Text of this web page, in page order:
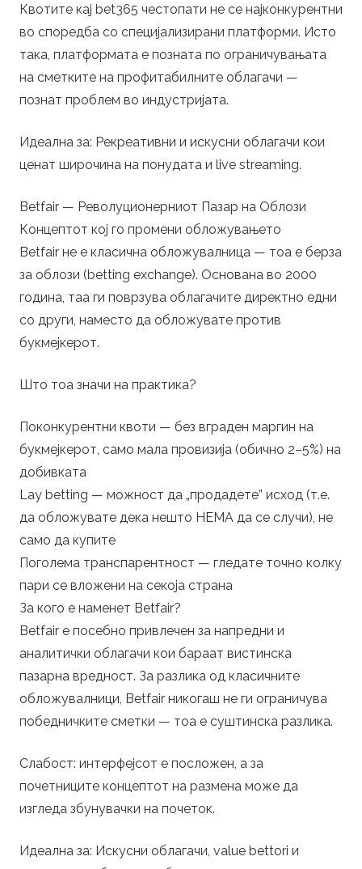
Квотите кај bet365 честопати не се најконкурентни
во споредба со специјализирани платформи. Исто
така, платформата е позната по ограничувањата
на сметките на профитабилните облагачи —
познат проблем во индустријата.
Идеална за: Рекреативни и искусни облагачи кои
ценат широчина на понудата и live streaming.
Betfair — Револуционерниот Пазар на Облози
Концептот кој го промени обложувањето
Betfair не е класична обложувалница — тоа е берза
за облози (betting exchange). Основана во 2000
година, таа ги поврзува облагачите директно едни
со други, наместо да обложувате против
букмејкерот.
Што тоа значи на практика?
Поконкурентни квоти — без вграден маргин на
букмејкерот, само мала провизија (обично 2–5%) на
добивката
Lay betting — можност да „продадете” исход (т.е.
да обложувате дека нешто НЕМА да се случи), не
само да купите
Поголема транспарентност — гледате точно колку
пари се вложени на секоја страна
За кого е наменет Betfair?
Betfair е посебно привлечен за напредни и
аналитички облагачи кои бараат вистинска
пазарна вредност. За разлика од класичните
обложувалници, Betfair никогаш не ги ограничува
победничките сметки — тоа е суштинска разлика.
Слабост: интерфејсот е посложен, а за
почетниците концептот на размена може да
изгледа збунувачки на почеток.
Идеална за: Искусни облагачи, value bettori и